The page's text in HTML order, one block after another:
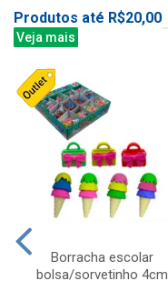
Produtos até R$20,00
Veja mais
Borracha escolar
bolsa/sorvetinho 4cm